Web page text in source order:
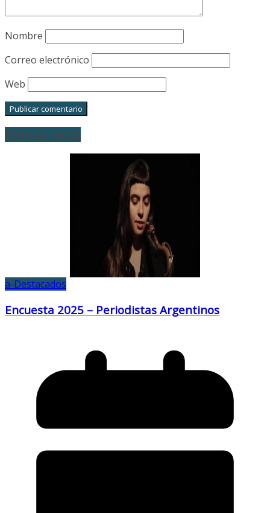
Nombre
Correo electrónico
Web
Últimas notas
a-Destacados
Encuesta 2025 – Periodistas Argentinos